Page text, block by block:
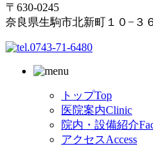
〒630-0245
奈良県生駒市北新町１０−３
トップTop
医院案内Clinic
院内・設備紹介
アクセスAccess